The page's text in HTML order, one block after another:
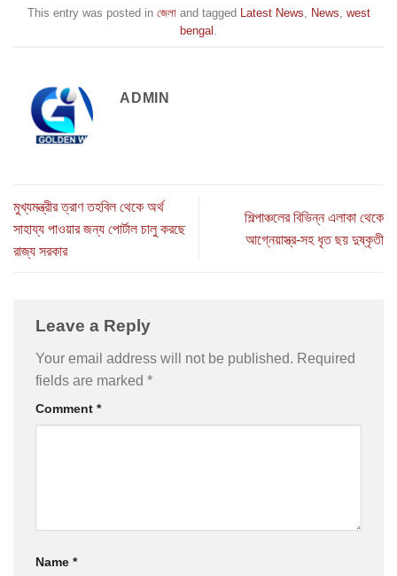
This entry was posted in জেলাand tagged Latest News News west
bengal
ADMIN
মুখ্যমন্ত্রীর ত্রাণ তহবিল থেকে অর্থ
সাহায্য পাওয়ার জন্য পোর্টাল চালু করছে
রাজ্য সরকার
শিল্পাঞ্চলের বিভিন্ন এলাকা থেকে
আগ্নেয়াস্ত্র-সহ ধৃত ছয় দুষ্কৃতী
Leave a Reply
Your email address will not be published. Required
fields are marked *
Comment *
Name *